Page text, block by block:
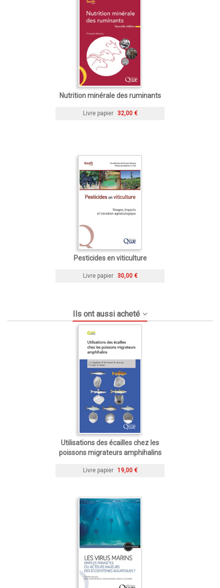
Nutrition minérale des ruminants
Livre papier 32,00 €
Pesticides en viticulture
Livre papier 30,00 €
Ils ont aussi acheté
Utilisations des écailles chez les
poissons migrateurs amphihalins
Livre papier 19,00 €